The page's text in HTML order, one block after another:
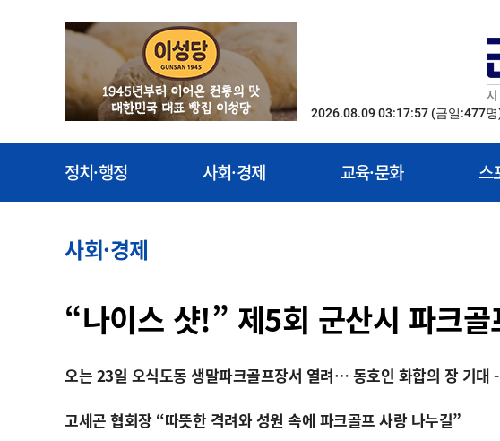
2026.08.09 03:17:57 (금일:477명
정치·행정 사회·경제 교육·문화 스
사회·경제
“나이스 샷!” 제5회 군산시 파크
오는 23일 오식도동 생말파크골프장서 열려… 동호인 화합의 장 기대 -
고세곤 협회장 “따뜻한 격려와 성원 속에 파크골프 사랑 나누길”